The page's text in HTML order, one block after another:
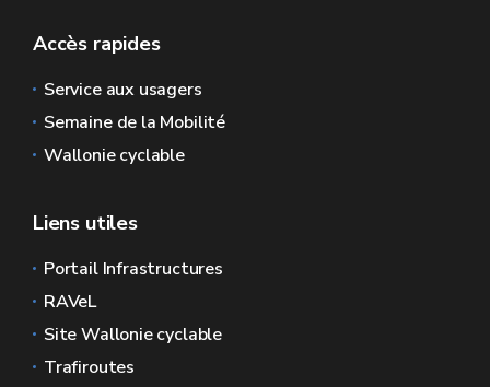
Accès rapides
Service aux usagers
Semaine de la Mobilité
Wallonie cyclable
Liens utiles
Portail Infrastructures
RAVeL
Site Wallonie cyclable
Trafiroutes